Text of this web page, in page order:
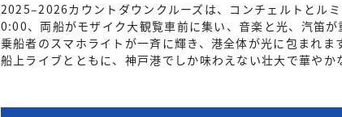
2025–2026カウントダウンクルーズは、コンチェルトとル
0:00、両船がモザイク大観覧車前に集い、音楽と光、汽笛が
乗船者のスマホライトが一斉に輝き、港全体が光に包まれます
船上ライブとともに、神戸港でしか味わえない壮大で華やか